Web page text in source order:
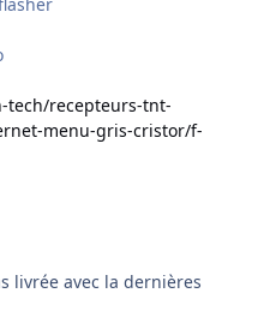
tech/recepteurs-tnt-
menu-gris-cristor/f-
livrée avec la dernières